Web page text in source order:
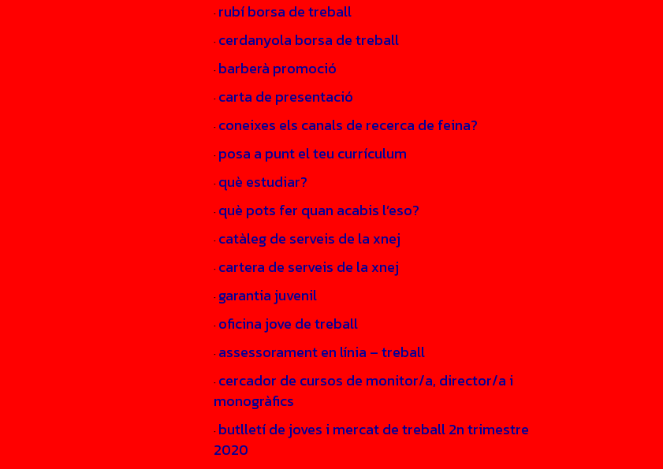
· rubí borsa de treball
· cerdanyola borsa de treball
· barberà promoció
· carta de presentació
· coneixes els canals de recerca de feina?
· posa a punt el teu currículum
· què estudiar?
· què pots fer quan acabis l’eso?
· catàleg de serveis de la xnej
· cartera de serveis de la xnej
· garantia juvenil
· oficina jove de treball
· assessorament en línia – treball
· cercador de cursos de monitor/a, director/a i
monogràfics
· butlletí de joves i mercat de treball 2n trimestre
2020